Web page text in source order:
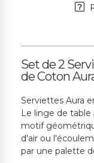
Set de 2
de Coton
Serviettes Aura
Le linge de table
motif
d'air ou
par une palette